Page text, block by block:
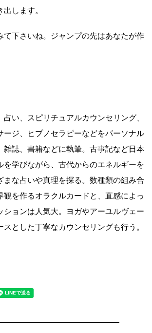
します。
て下さいね。ジャンプの先はあなたが作
い、スピリチュアルカウンセリング、
ージ、ヒプノセラピーなどをパーソナル
雑誌、書籍などに執筆。古事記など日本
を学びながら、古代からのエネルギーを
まな占いや真理を探る。数種類の組み合
観を作るオラクルカードと、直感によっ
ションは人気大。ヨガやアーユルヴェー
スとした丁寧なカウンセリングも行う。